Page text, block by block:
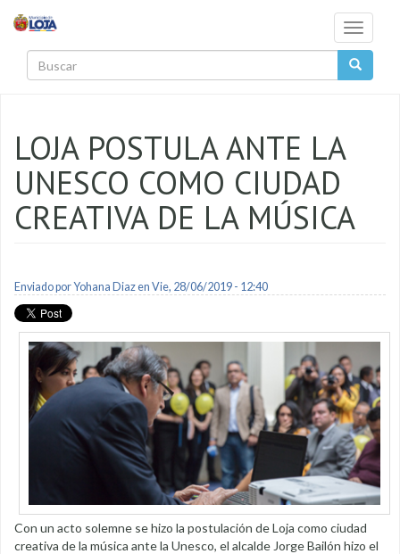
Toggle
LOJA POSTULA ANTE LA
UNESCO COMO CIUDAD
CREATIVA DE LA MÚSICA
Enviado porYohana Diazen Vie, 28/06/2019 - 12:40
Con un acto solemne se hizo la postulación de Loja como ciudad
creativa de la música ante la Unesco, el alcalde Jorge Bailón hizo el